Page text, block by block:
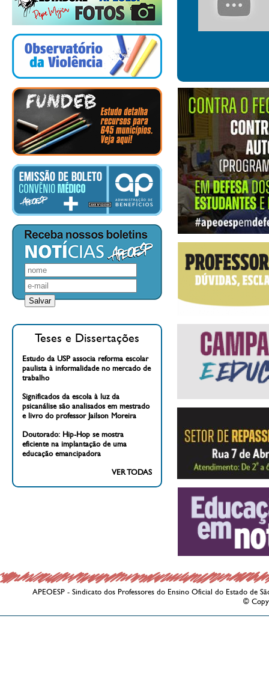
Teses e Dissertações
Estudo da USP associa reforma escolar
paulista à informalidade no mercado de
trabalho
Significados da escola à luz da
psicanálise são analisados em mestrado
e livro do professor Jailson Moreira
Doutorado: Hip-Hop se mostra
eficiente na implantação de uma
educação emancipadora
VER TODAS
APEOESP - Sindicato dos Professores do Ensino Oficial do Estado de
©